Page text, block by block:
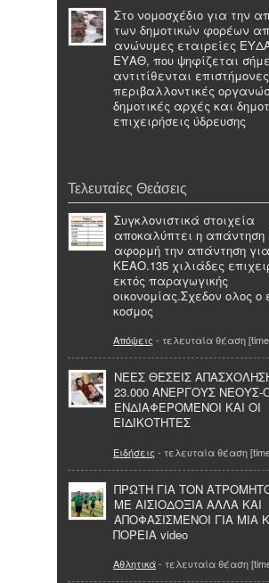
Στο νομοσχέδιο για την
των δημοτικών φορέων
ανώνυμες εταιρείες
ΕΥΑΘ, που ψηφίζεται
αντιτίθενται
περιβαλλοντικές
δημοτικές αρχές και
επιχειρήσεις ύδρευσης
Τελευταίες Θεάσεις
Συγκλονιστικά στοιχεία
αποκαλύπτει η
αφορμή την απάντηση
ΚΕΑΟ.135 χιλιάδες
εκτός παραγωγικής
οικονομίας.Σχεδον ολος ο
κοσμος
Απόψεις - τελευταία θέαση
ΝΕΕΣ ΘΕΣΕΙΣ
23.000 ΑΝΕΡΓΟΥΣ ΝΕΟΥΣ-
ΕΝΔΙΑΦΕΡΟΜΕΝΟΙ ΚΑΙ ΟΙ
ΕΙΔΙΚΟΤΗΤΕΣ
Ειδήσεις - τελευταία θέαση
ΠΡΩΤΗ ΓΙΑ ΤΟΝ
ΜΕ ΑΙΣΙΟΔΟΞΙΑ ΑΛΛΑ ΚΑΙ
ΑΠΟΦΑΣΙΣΜΕΝΟΙ ΓΙΑ ΜΙΑ
ΠΟΡΕΙΑ video
Αθλητικά- τελευταία θέαση